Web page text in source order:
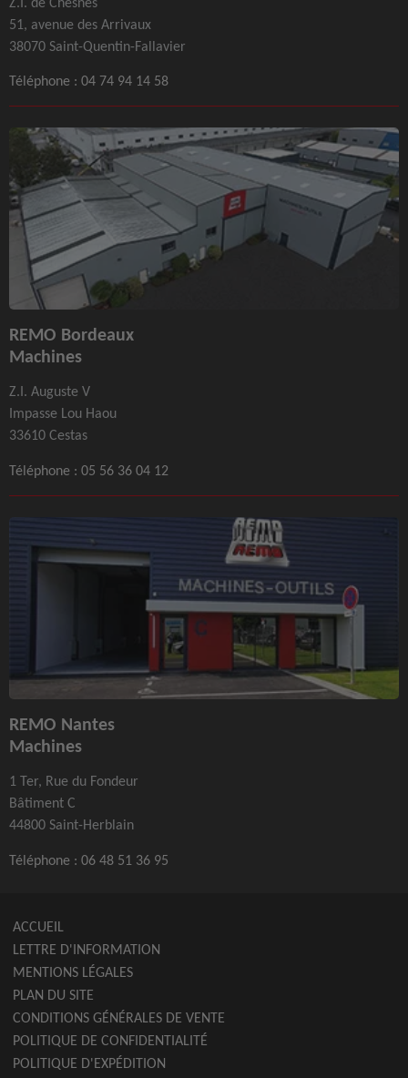
51, avenue des Arrivaux
38070 Saint-Quentin-Fallavier
Téléphone : 04 74 94 14 58
REMO Bordeaux
Machines
Z.I. Auguste V
Impasse Lou Haou
33610 Cestas
Téléphone : 05 56 36 04 12
REMO Nantes
Machines
1 Ter, Rue du Fondeur
Bâtiment C
44800 Saint-Herblain
Téléphone : 06 48 51 36 95
ACCUEIL
LETTRE D'INFORMATION
MENTIONS LÉGALES
PLAN DU SITE
CONDITIONS GÉNÉRALES DE VENTE
POLITIQUE DE CONFIDENTIALITÉ
POLITIQUE D'EXPÉDITION